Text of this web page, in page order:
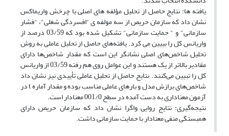
یافته ها: نتایج حاصل از تحلیل مؤلفه های اصلی با چرخش واریماکس
نشان داد که سازمان حریص از سه مولفه ی "افسردگی شغلی"، "فشار
سازمانی" و " حمایت سازمانی" تشکیل شده بود که 03/59 درصد از
واریانس کل را بییین می کرد. یافته‌های حاصل از تحلیل عاملی به روش
تحلیل شاخص‌های اصلی نشانگر این است که مقدار شاخص‌ها دارای
مقادیر بالاتر از یک هستند و این عوامل روی هم رفته 03/59 از واریانس
کل را تبیین می‌کنند. نتایج حاصل از تحلیل عاملی تأییدی نیز نشان داد
شاخص‌های برازش مدل و بارهای عاملی مناسب بوده و مقدار آماره t در
آزمون معناداری به دست آمده در سطح 001/0 معنادار است.
نتیجه‌گیری: نتایج روایی واگرا نشان داد که سازمان حریص دارای
همبستگی منفی معنادار با حمایت سازمانی داشت.